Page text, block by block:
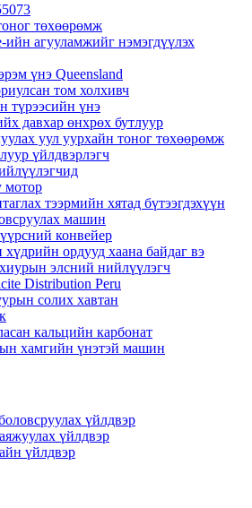
төхөөрөмж
агууламжийг нэмэгдүүлэх
үнэ Queensland
том холхивч
түрээсийн үнэ
давхар өнхрөх бутлуур
уул уурхайн тоног төхөөрөмж
үйлдвэрлэгч
мотор
тээрмийн хятад бүтээгдэхүүн
машин
конвейер
ордууд хаана байдаг вэ
элсний нийлүүлэгч
Distribution Peru
солих хавтан
кальцийн карбонат
хамгийн үнэтэй машин
үйлдвэр
үйлдвэр
үйлдвэр